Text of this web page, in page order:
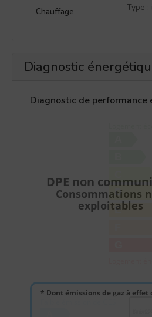
Chauffage
Type :
Diagnostic
Diagnostic de performance
D
E
DPE non
Consommations
exploitables
* Dont émissions de gaz à effet